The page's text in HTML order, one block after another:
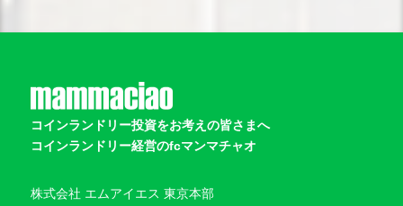
コインランドリー投資をお考えの皆さまへ
コインランドリー経営のfcマンマチャオ
株式会社 エムアイエス 東京本部